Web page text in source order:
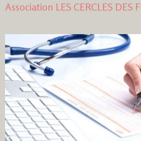
Association LES CERCLES